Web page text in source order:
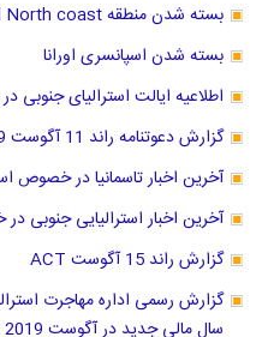
بسته شدن منطقه Mid North coast
بسته شدن اسپانسری اورانا
اطلاعیه ایالت استرالیای
گزارش دعوتنامه راند 11 آگوست 2019
آخرین اخبار تاسمانیا در خصوص
آخرین اخبار استرالیایی جنوبی
گزارش راند 15 آگوست ACT
گزارش رسمی اداره مهاجرت
سال مالی جدید در آگوست 2019